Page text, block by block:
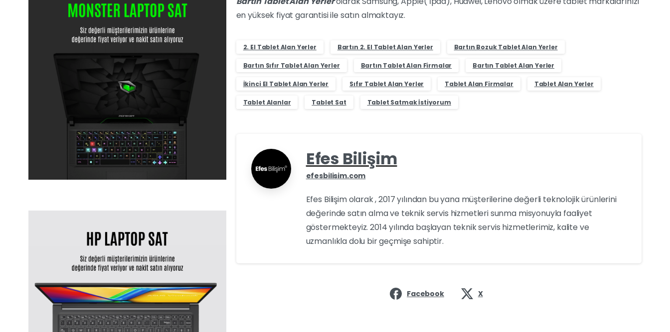
en yüksek fiyat garantisi ile satın almaktayız.
2. El Tablet Alan Yerler Bartın 2. El Tablet Alan Yerler Bartın Bozuk Tablet Alan Yerler
Bartın Sıfır Tablet Alan Yerler Bartın Tablet Alan Firmalar Bartın Tablet Alan Yerler
İkinci El Tablet Alan Yerler Sıfır Tablet Alan Yerler Tablet Alan Firmalar Tablet Alan Yerler
Tablet Alanlar Tablet Sat Tablet Satmak İstiyorum
Efes Bilişim
efesbilisim.com
Efes Bilişim olarak , 2017 yılından bu yana müşterilerine değerli teknolojik ürünlerini
değerinde satın alma ve teknik servis hizmetleri sunma misyonuyla faaliyet
göstermekteyiz. 2014 yılında başlayan teknik servis hizmetlerimiz, kalite ve
uzmanlıkla dolu bir geçmişe sahiptir.
Facebook X